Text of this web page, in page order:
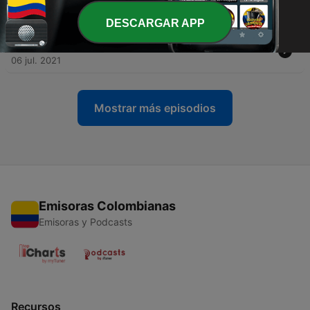
13 jul. 2021
24 - 23. 4 Habitos Para Acercarse A Dios
06 jul. 2021
Mostrar más episodios
Emisoras Colombianas
Emisoras y Podcasts
Recursos
DESCARGAR APP